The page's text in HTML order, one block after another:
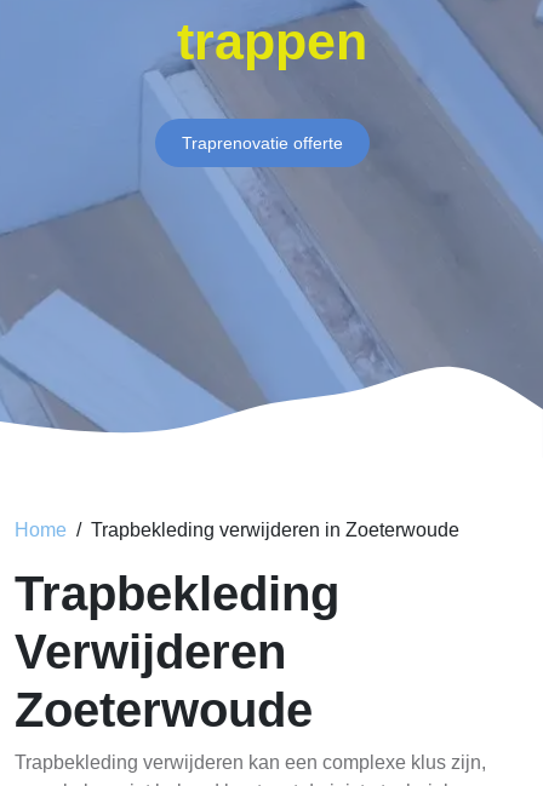
trappen
Traprenovatie offerte
Home Trapbekleding verwijderen in Zoeterwoude
Trapbekleding
Verwijderen
Zoeterwoude
Trapbekleding verwijderen kan een complexe klus zijn,